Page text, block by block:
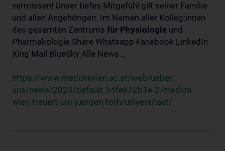
vermissen! Unser tiefes Mitgefühl gilt seiner Familie
und allen Angehörigen. Im Namen aller Kolleg:innen
des gesamten Zentrums für Physiologie und
Pharmakologie Share Whatsapp Facebook LinkedIn
Xing Mail BlueSky Alle News...
https://www.meduniwien.ac.at/web/ueber-
uns/news/2023/default-34fee72b1e-2/meduni-
wien-trauert-um-juergen-toth/universitaet/